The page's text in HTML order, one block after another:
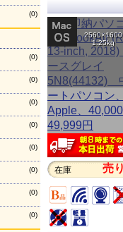
(0)
(0)
(0)
(0)
(0)
(0)
(0)
(0)
(0)
2560×1600
1.25kg
在庫 売